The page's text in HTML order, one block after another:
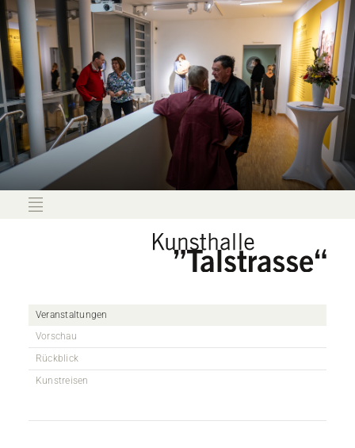
Veranstaltungen
Vorschau
Rückblick
Kunstreisen